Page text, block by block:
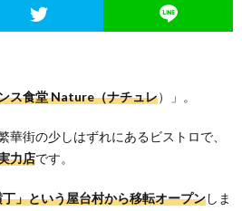
ス食堂 Nature（ナチュレ）」。
華街の少しはずれにあるビストロで、
力店です。
」という屋台村から移転オープンしま